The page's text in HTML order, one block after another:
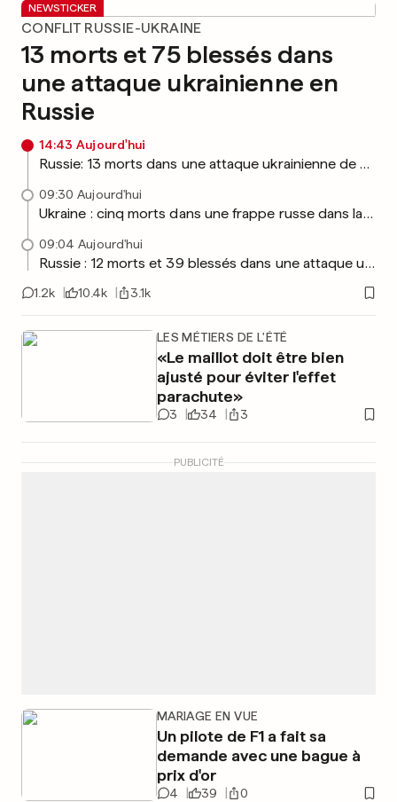
NEWSTICKER
CONFLIT RUSSIE-UKRAINE
13 morts et 75 blessés dans
une attaque ukrainienne en
Russie
14:43 Aujourd'hui
Russie: 13 morts dans une attaque ukrainienne de drones loin du front
09:30 Aujourd'hui
Ukraine : cinq morts dans une frappe russe dans la région de Kharkiv
09:04 Aujourd'hui
Russie : 12 morts et 39 blessés dans une attaque ukrainienne de drones au Tatarstan
1.2k 10.4k 3.1k
LES MÉTIERS DE L'ÉTÉ
«Le maillot doit être bien
ajusté pour éviter l'effet
parachute»
3 34 3
PUBLICITÉ
MARIAGE EN VUE
Un pilote de F1 a fait sa
demande avec une bague à
prix d'or
4 39 0